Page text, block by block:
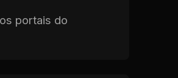
portais do